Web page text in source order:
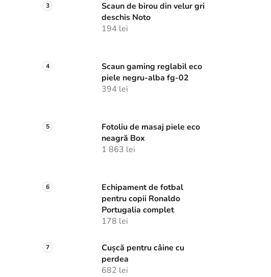
Scaun de birou din velur gri
deschis Noto
194 lei
Scaun gaming reglabil eco
piele negru-alba fg-02
394 lei
Fotoliu de masaj piele eco
neagră Box
1 863 lei
Echipament de fotbal
pentru copii Ronaldo
Portugalia complet
178 lei
Cușcă pentru câine cu
perdea
682 lei